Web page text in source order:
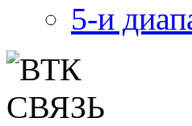
5-и